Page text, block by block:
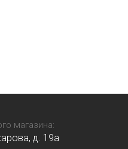
магазина:
д. 19a